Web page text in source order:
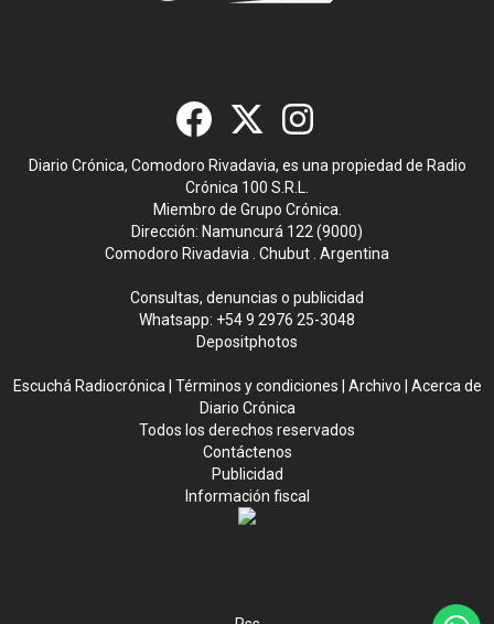
Diario Crónica, Comodoro Rivadavia, es una propiedad de Radio
Crónica 100 S.R.L.
Miembro de Grupo Crónica.
Dirección: Namuncurá 122 (9000)
Comodoro Rivadavia . Chubut . Argentina
Consultas, denuncias o publicidad
Whatsapp: +54 9 2976 25-3048
Depositphotos
Escuchá Radiocrónica Términos y condiciones Archivo
Acerca de
Diario Crónica
Todos los derechos reservados
Contáctenos
Publicidad
Información fiscal